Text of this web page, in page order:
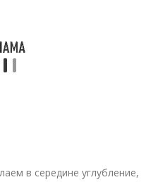
в середине углубление,